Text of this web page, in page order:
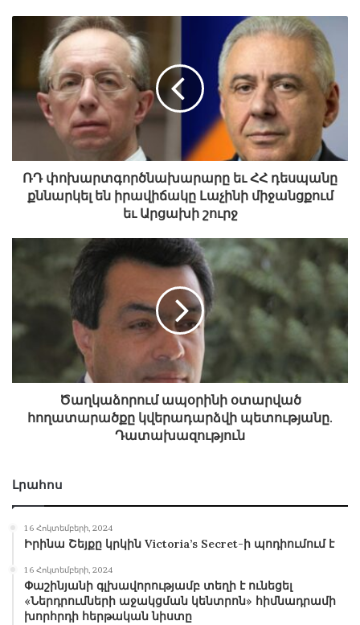
հիվանդանոց՝ մինչ այդ ահազանգելով
շտապօգնություն։
Ճանապարհին երեխային տեղափոխել են
շտապօգնության ավտոմեքենան։ Ցավոք,
հիվանդանոցի ճանապարհին երեխան
գիտակցության չգալով՝ մահացել է։
Դեպքի փաստով Ստեփանավանի քննչական
բաժնում նախաձեռնվել է քրեական վարույթ։
ՌԴ փոխարտգործնախարարը եւ ՀՀ դեսպանը
քննարկել են իրավիճակը Լաչինի միջանցքում
եւ Արցախի շուրջ
Ծաղկաձորում ապօրինի օտարված
հողատարածքը կվերադարձվի պետությանը.
Դատախազություն
Լրահոս
16 Հոկտեմբերի, 2024
Իրինա Շեյքը կրկին Victoria’s Secret-ի պոդիումում է
16 Հոկտեմբերի, 2024
Փաշինյանի գլխավորությամբ տեղի է ունեցել
«Ներդրումների աջակցման կենտրոն» հիմնադրամի
խորհրդի հերթական նիստը